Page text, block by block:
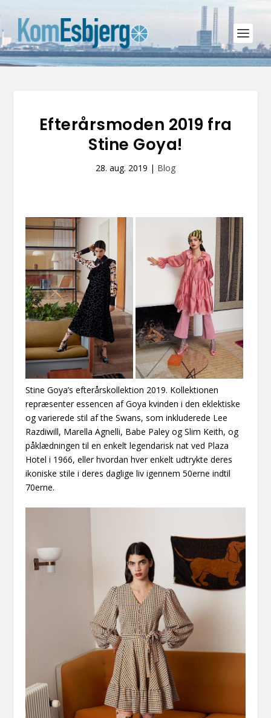
Efterårsmoden 2019 fra
Stine Goya!
28. aug. 2019 | Blog
Stine Goya’s efterårskollektion 2019. Kollektionen
repræsenter essencen af Goya kvinden i den eklektiske
og varierede stil af the Swans, som inkluderede Lee
Razdiwill, Marella Agnelli, Babe Paley og Slim Keith, og
påklædningen til en enkelt legendarisk nat ved Plaza
Hotel i 1966, eller hvordan hver enkelt udtrykte deres
ikoniske stile i deres daglige liv igennem 50erne indtil
70erne.